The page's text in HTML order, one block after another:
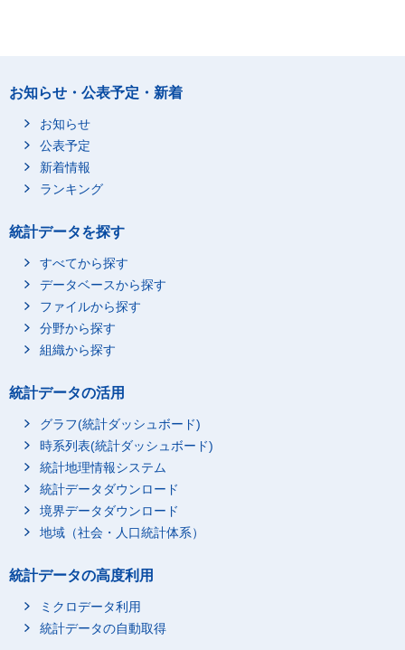
お知らせ・公表予定・新着
お知らせ
公表予定
新着情報
ランキング
統計データを探す
すべてから探す
データベースから探す
ファイルから探す
分野から探す
組織から探す
統計データの活用
グラフ(統計ダッシュボード)
時系列表(統計ダッシュボード)
統計地理情報システム
統計データダウンロード
境界データダウンロード
地域（社会・人口統計体系）
統計データの高度利用
ミクロデータ利用
統計データの自動取得